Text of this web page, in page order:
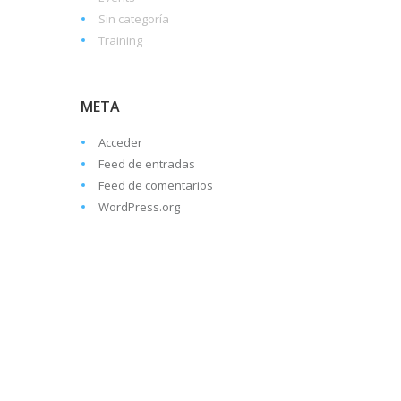
Sin categoría
Training
META
Acceder
Feed de entradas
Feed de comentarios
WordPress.org